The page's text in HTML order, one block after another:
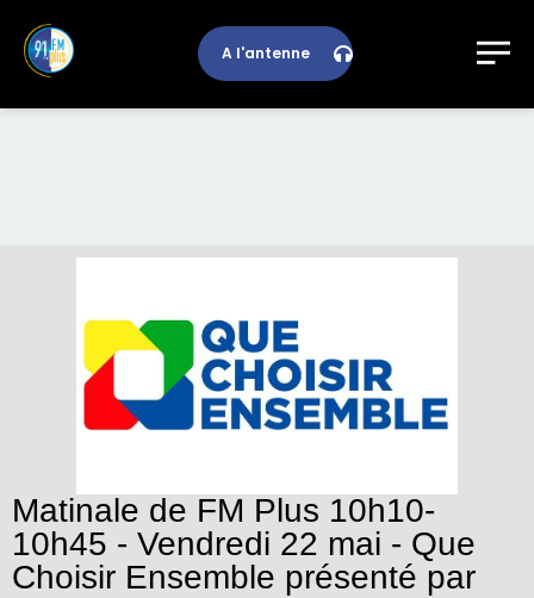
A l'antenne
Matinale de FM Plus 10h10-
10h45 - Vendredi 22 mai - Que
Choisir Ensemble présenté par